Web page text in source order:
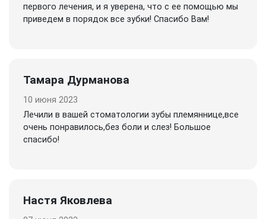
первого лечения, и я уверена, что с ее помощью мы
приведем в порядок все зубки! Спасибо Вам!
Тамара Дурманова
10 июня 2023
Лечили в вашей стоматологии зубы племяннице,все
очень понравилось,без боли и слез! Большое
спасибо!
Настя Яковлева